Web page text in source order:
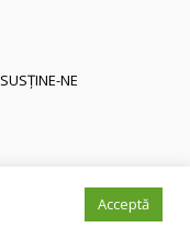
SUSȚINE-NE
Acceptă